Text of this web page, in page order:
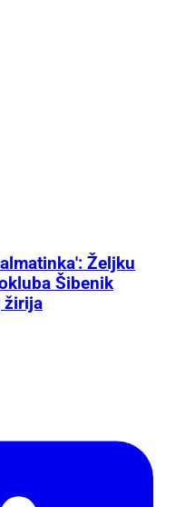
Željku
Šibenik
žirija